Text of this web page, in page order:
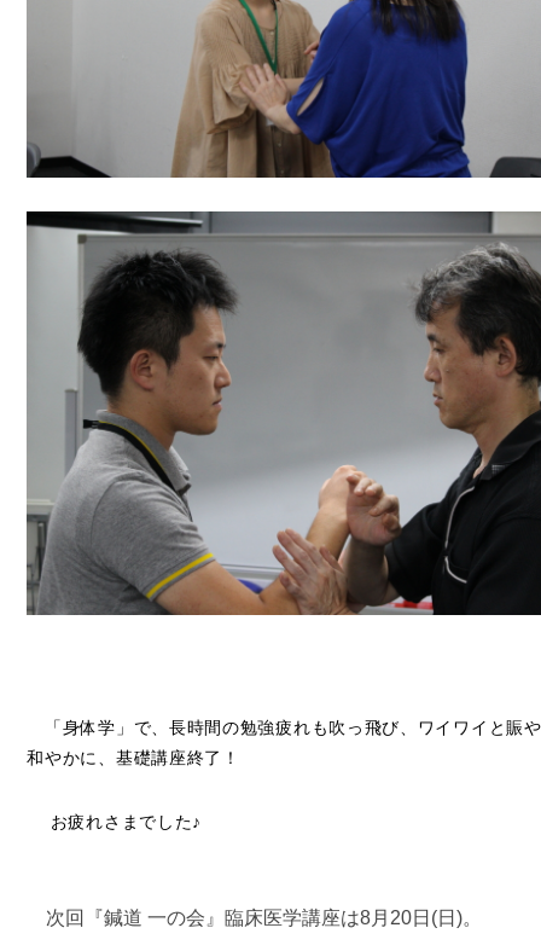
「身体学」で、長時間の勉強疲れも吹っ飛び、ワイワイと賑
和やかに、基礎講座終了！
お疲れさまでした♪
次回『鍼道 一の会』臨床医学講座は8月20日(日)。